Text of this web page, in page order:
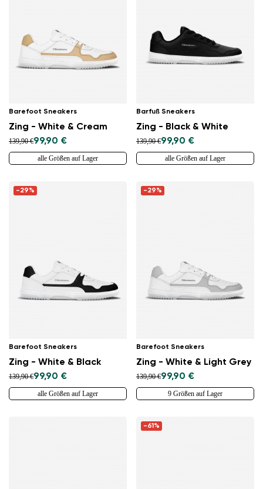
Barefoot Sneakers
Zing - White & Cream
139,90 €99,90 €
alle Größen auf Lager
Barfuß Sneakers
Zing - Black & White
139,90 €99,90 €
alle Größen auf Lager
-29%
Barefoot Sneakers
Zing - White & Black
139,90 €99,90 €
alle Größen auf Lager
-29%
Barefoot Sneakers
Zing - White & Light Grey
139,90 €99,90 €
9 Größen auf Lager
-61%